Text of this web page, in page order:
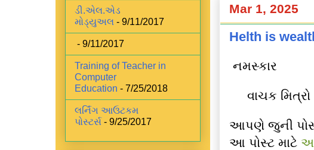
Mar 1, 2025
Helth is
નમસ્કાર
વાચક મિત્રો
આપણે જુની
આ પોસ્ટ માટે
ડી.એલ.એડ
મોડ્યુઅલ- 9/11/2017
- 9/11/2017
Training of Teacher in
Computer
Education - 7/25/2018
લર્નિંગ આઉટકમ
પોસ્ટર્સ- 9/25/2017